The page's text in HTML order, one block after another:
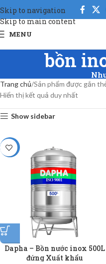
Skip to navigation
Skip to main content
MENU
bồn
Trang chủ Sản phẩm được gắn
Hiển thị kết quả duy nhất
Show sidebar
-5%
Dapha – Bồn nước inox 500L
đứng Xuất khẩu